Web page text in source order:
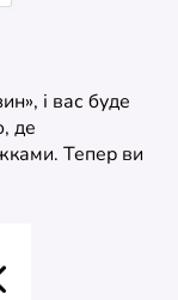
і вас буде
де
Тепер ви